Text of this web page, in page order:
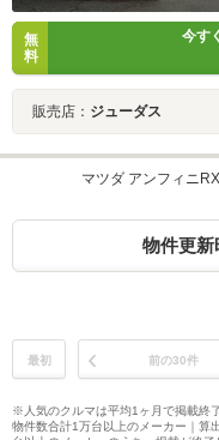
無
料
今す
販売店： ジューダス
マツダ アンフィニ
物件更新
最初 前の30件
※人気のクルマは平均1ヶ月で掲載終
物件数合計1万台以上のメーカー｜算